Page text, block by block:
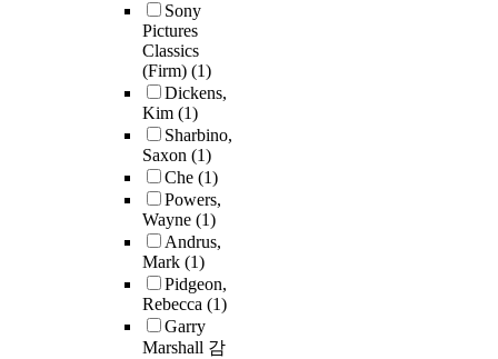
Sony
Pictures
Classics
(Firm) (1)
Dickens,
Kim (1)
Sharbino,
Saxon (1)
Che (1)
Powers,
Wayne (1)
Andrus,
Mark (1)
Pidgeon,
Rebecca (1)
Garry
Marshall 감